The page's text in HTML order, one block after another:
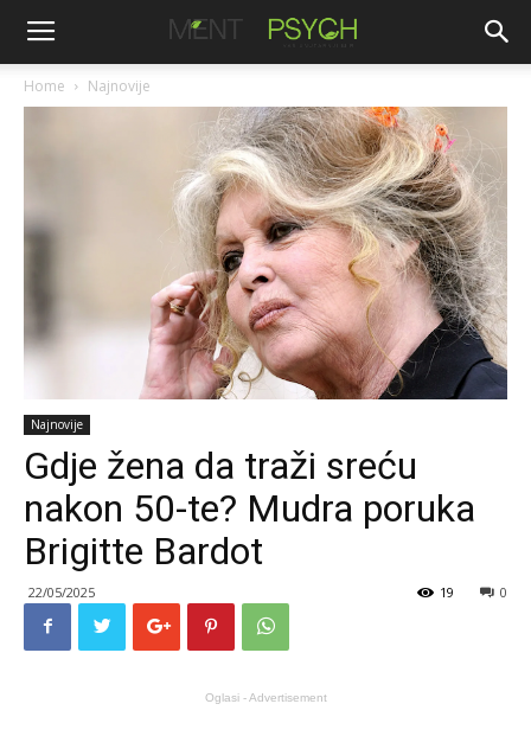
Home Najnovije
Najnovije
Gdje žena da traži sreću
nakon 50-te? Mudra poruka
Brigitte Bardot
22/05/2025 0
19
Oglasi - Advertisement